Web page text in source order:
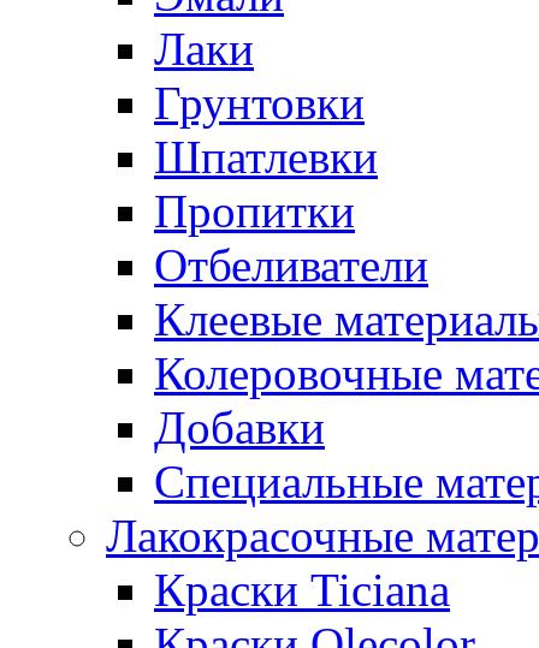
Лаки
Грунтовки
Шпатлевки
Пропитки
Отбеливатели
Клеевые
Колеровочные
Добавки
Специальные
Лакокрасочные
Краски Ticiana